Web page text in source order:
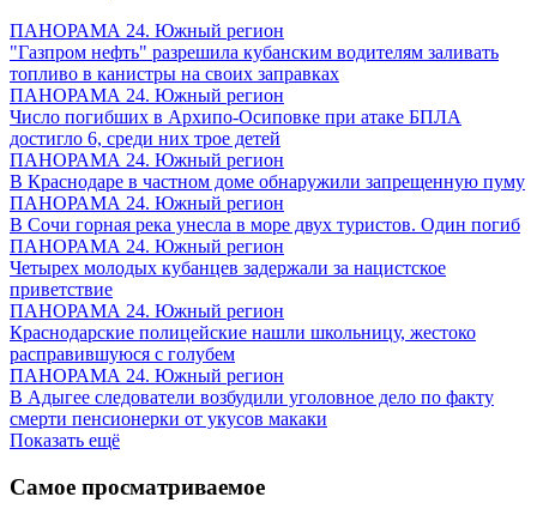
ПАНОРАМА 24. Южный регион
"Газпром нефть" разрешила кубанским водителям заливать
топливо в канистры на своих заправках
ПАНОРАМА 24. Южный регион
Число погибших в Архипо-Осиповке при атаке БПЛА
достигло 6, среди них трое детей
ПАНОРАМА 24. Южный регион
В Краснодаре в частном доме обнаружили запрещенную пуму
ПАНОРАМА 24. Южный регион
В Сочи горная река унесла в море двух туристов. Один погиб
ПАНОРАМА 24. Южный регион
Четырех молодых кубанцев задержали за нацистское
приветствие
ПАНОРАМА 24. Южный регион
Краснодарские полицейские нашли школьницу, жестоко
расправившуюся с голубем
ПАНОРАМА 24. Южный регион
В Адыгее следователи возбудили уголовное дело по факту
смерти пенсионерки от укусов макаки
Показать ещё
Самое просматриваемое